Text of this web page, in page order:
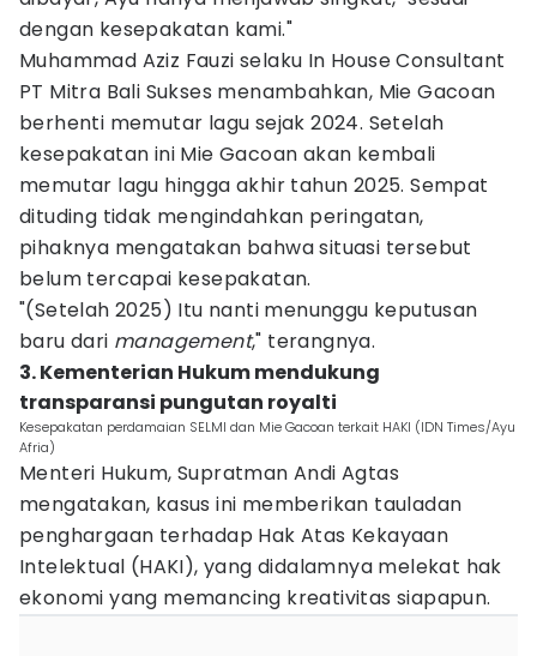
dengan kesepakatan kami."
Muhammad Aziz Fauzi selaku In House Consultant
PT Mitra Bali Sukses menambahkan, Mie Gacoan
berhenti memutar lagu sejak 2024. Setelah
kesepakatan ini Mie Gacoan akan kembali
memutar lagu hingga akhir tahun 2025. Sempat
dituding tidak mengindahkan peringatan,
pihaknya mengatakan bahwa situasi tersebut
belum tercapai kesepakatan.
"(Setelah 2025) Itu nanti menunggu keputusan
baru dari management," terangnya.
3. Kementerian Hukum mendukung
transparansi pungutan royalti
Kesepakatan perdamaian SELMI dan Mie Gacoan terkait HAKI (IDN Times/Ayu
Afria)
Menteri Hukum, Supratman Andi Agtas
mengatakan, kasus ini memberikan tauladan
penghargaan terhadap Hak Atas Kekayaan
Intelektual (HAKI), yang didalamnya melekat hak
ekonomi yang memancing kreativitas siapapun.